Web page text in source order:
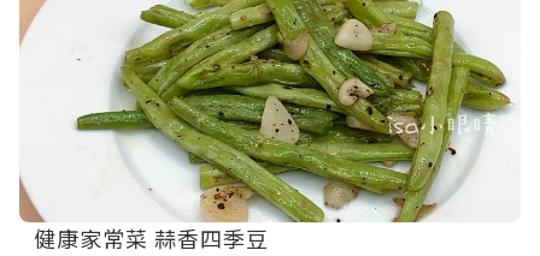
健康家常菜 蒜香四季豆